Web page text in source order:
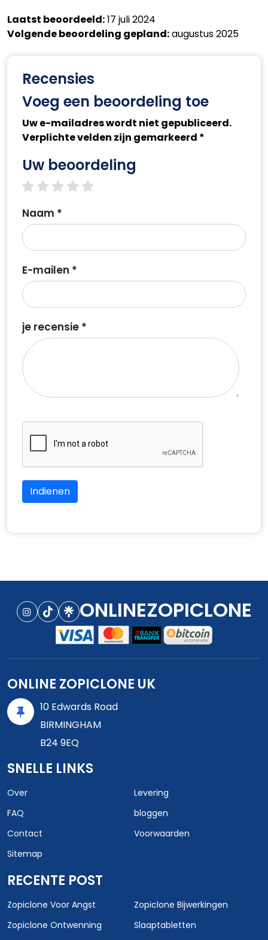
Laatst beoordeeld:17 juli 2024
Volgende beoordeling gepland:augustus 2025
Recensies
Voeg een beoordeling toe
Uw e-mailadres wordt niet gepubliceerd.
Verplichte velden zijn gemarkeerd *
Uw beoordeling
4 stars
3 stars
2 stars
1 star
Naam *
E-mailen *
je recensie *
Indienen
ONLINEZOPICLONE
ONLINE ZOPICLONE UK
10 Edwards Road
BIRMINGHAM
B24 9EQ
SNELLE LINKS
Over
Levering
FAQ
bloggen
Contact
Voorwaarden
Sitemap
RECENTE POST
Zopiclone Voor Angst
Zopiclone Bijwerkingen
Zopiclone Ontwenning
Slaaptabletten